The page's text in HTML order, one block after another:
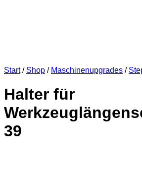
Start / Shop / Maschinenupgrades /
Halter für
39